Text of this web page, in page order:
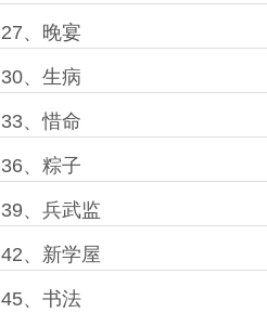
27、晚宴
30、生病
33、惜命
36、粽子
39、兵武监
42、新学屋
45、书法